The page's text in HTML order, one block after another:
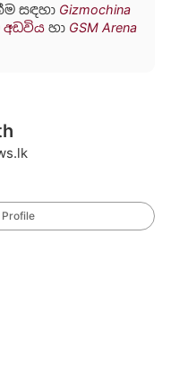
සඳහා Gizmochina
අඩවියහා GSM Arena
Profile